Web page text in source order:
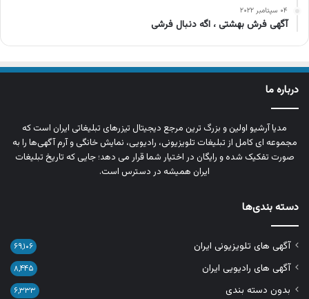
۰۴ سپتامبر ۲۰۲۲
آگهی فرش بهشتی ، اگه دنبال فرشی
درباره ما
مدیا آرشیو اولین و بزرگ‌ ترین مرجع دیجیتال تیزرهای تبلیغاتی ایران است که
مجموعه‌ ای کامل از تبلیغات تلویزیونی، رادیویی، نمایش خانگی و آرم‌ آگهی‌ها را به‌
صورت تفکیک‌ شده و رایگان در اختیار شما قرار می‌ دهد؛ جایی که تاریخ تبلیغات
ایران همیشه در دسترس است.
دسته بندی‌ها
آگهی های تلویزیونی ایران ۶۹,۱۰۶
آگهی های رادیویی ایران ۸,۴۴۵
بدون دسته بندی ۶,۳۳۳